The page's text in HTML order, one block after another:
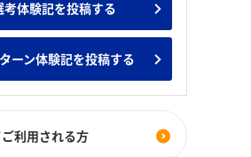
グ みんなのインターン人気企業ランキ
考体験記を投稿する
ーン体験記を投稿する
利用される方